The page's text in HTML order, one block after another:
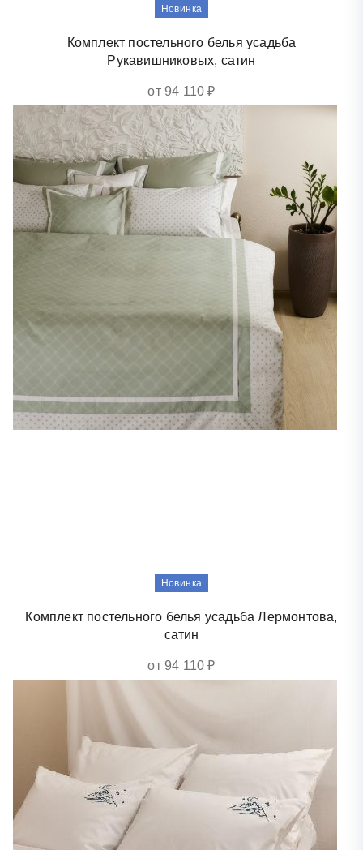
Новинка
Комплект постельного белья усадьба
Рукавишниковых, сатин
от 94 110 ₽
Новинка
Комплект постельного белья усадьба Лермонтова,
сатин
от 94 110 ₽